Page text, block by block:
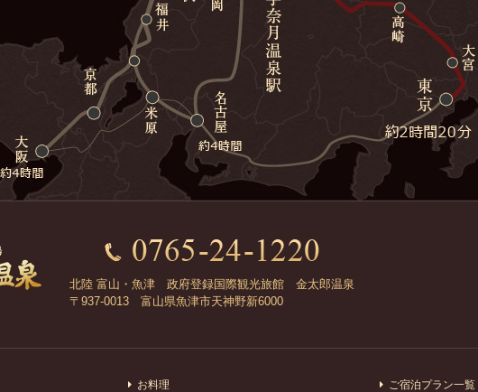
北陸 富山・魚津 政府登録国際観光旅館 金太郎温泉
〒937-0013 富山県魚津市天神野新6000
お料理 ご宿泊プラン一覧